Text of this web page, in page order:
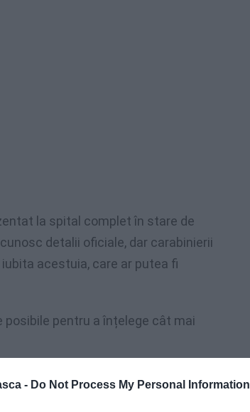
- Do Not Process My Personal Information
la spital complet în stare de
detalii oficiale, dar carabinierii
acestuia, care ar putea fi
pentru a înțelege cât mai
spital. Bărbatul nu este în pericol
medical al spitalului. Poliția